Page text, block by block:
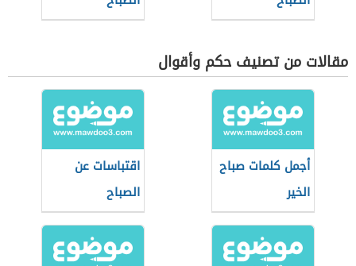
مقالات من تصنيف حكم وأقوال
أجمل كلمات صباح
الخير
اقتباسات عن
الصباح